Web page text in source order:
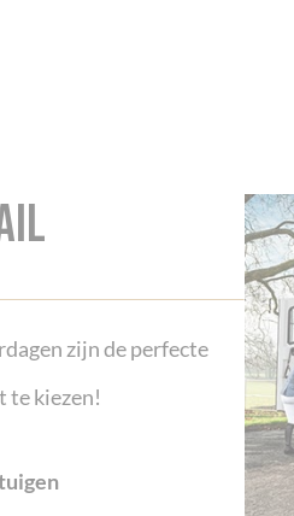
zijn de perfecte
te kiezen!